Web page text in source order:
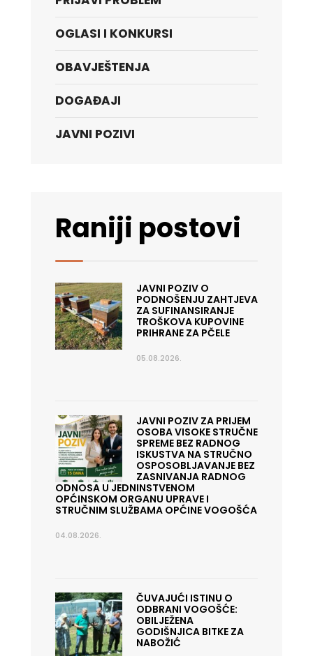
OGLASI I KONKURSI
OBAVJEŠTENJA
DOGAĐAJI
JAVNI POZIVI
Raniji postovi
JAVNI POZIV O
PODNOŠENJU ZAHTJEVA
ZA SUFINANSIRANJE
TROŠKOVA KUPOVINE
PRIHRANE ZA PČELE
05.08.2026.
JAVNI POZIV ZA PRIJEM
OSOBA VISOKE STRUČNE
SPREME BEZ RADNOG
ISKUSTVA NA STRUČNO
OSPOSOBLJAVANJE BEZ
ZASNIVANJA RADNOG
ODNOSA U JEDNINSTVENOM
OPĆINSKOM ORGANU UPRAVE I
STRUČNIM SLUŽBAMA OPĆINE VOGOŠĆA
04.08.2026.
ČUVAJUĆI ISTINU O
ODBRANI VOGOŠĆE:
OBILJEŽENA
GODIŠNJICA BITKE ZA
NABOŽIĆ